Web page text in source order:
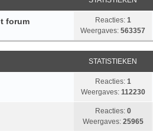
forum Reacties: 1
Weergaves: 563357
STATISTIEKEN
Reacties: 1
Weergaves: 112230
Reacties: 0
Weergaves: 25965